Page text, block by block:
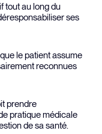
tout au long du
ses
le patient assume
reconnues
prendre
pratique médicale
de sa santé.